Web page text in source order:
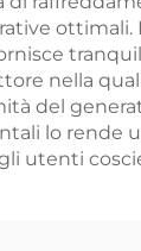
ottimali.
nella
del
lo rende
utenti